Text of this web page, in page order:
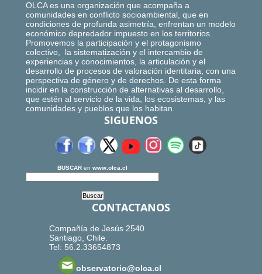
OLCA es una organización que acompaña a
comunidades en conflicto socioambiental, que en
condiciones de profunda asimetría, enfrentan un modelo
económico depredador impuesto en los territorios.
Promovemos la participación y el protagonismo
colectivo, la sistematización y el intercambio de
experiencias y conocimientos, la articulación y el
desarrollo de procesos de valoración identitaria, con una
perspectiva de género y de derechos. De esta forma
incidir en la construcción de alternativas al desarrollo,
que estén al servicio de la vida, los ecosistemas, y las
comunidades y pueblos que los habitan.
SIGUENOS
BUSCAR en www.olca.cl
CONTACTANOS
Compañía de Jesús 2540
Santiago, Chile.
Tel: 56.2.33654873
observatorio@olca.cl